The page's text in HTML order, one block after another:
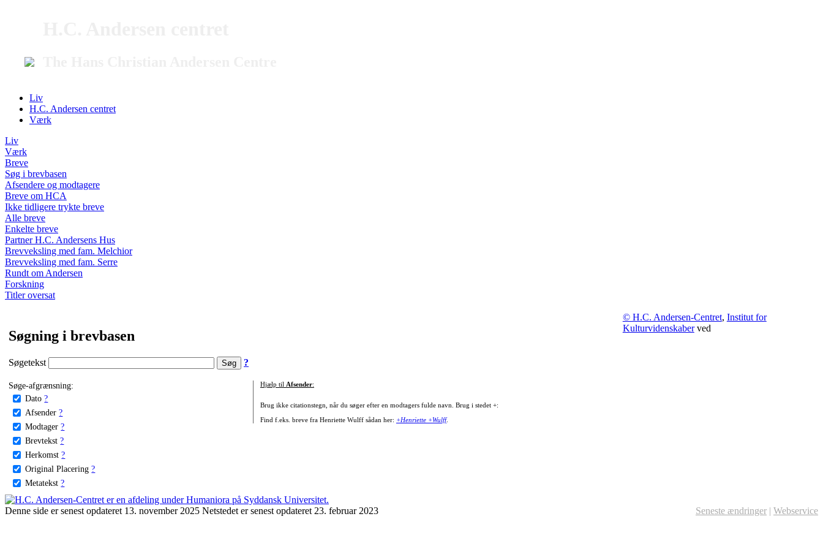
Liv
H.C. Andersen centret
Værk
Liv
Værk
Breve
Søg i brevbasen
Afsendere og modtagere
Breve om HCA
Ikke tidligere trykte breve
Alle breve
Enkelte breve
Partner H.C. Andersens Hus
Brevveksling med fam. Melchior
Brevveksling med fam. Serre
Rundt om Andersen
Forskning
Titler oversat
Søgning i brevbasen
Søgetekst ?
Søge-afgrænsning:
Dato ?
Afsender ?
Modtager ?
Brevtekst ?
Herkomst ?
Original Placering ?
Metatekst ?
Hjælp til Afsender:
Brug ikke citationstegn, når du søger efter en modtagers fulde navn. Brug i stedet +:
Find f.eks. breve fra Henriette Wulff sådan her: +Henriette +Wulff.
© H.C. Andersen-Centret, Institut for
Kulturvidenskaberved
Denne side er senest opdateret 13. november 2025 Netstedet er senest opdateret 23. februar 2023 Seneste ændringer | Webservice